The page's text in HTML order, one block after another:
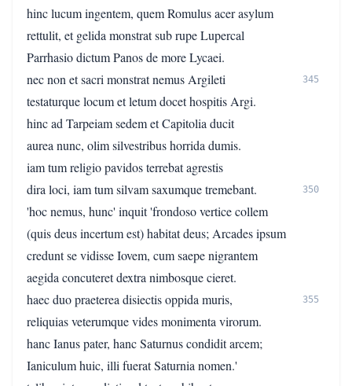
hinc lucum ingentem, quem Romulus acer asylum
rettulit, et gelida monstrat sub rupe Lupercal
Parrhasio dictum Panos de more Lycaei.
nec non et sacri monstrat nemus Argileti
345
testaturque locum et letum docet hospitis Argi.
hinc ad Tarpeiam sedem et Capitolia ducit
aurea nunc, olim silvestribus horrida dumis.
iam tum religio pavidos terrebat agrestis
dira loci, iam tum silvam saxumque tremebant.
350
'hoc nemus, hunc' inquit 'frondoso vertice collem
(quis deus incertum est) habitat deus; Arcades ipsum
credunt se vidisse Iovem, cum saepe nigrantem
aegida concuteret dextra nimbosque cieret.
haec duo praeterea disiectis oppida muris,
355
reliquias veterumque vides monimenta virorum.
hanc Ianus pater, hanc Saturnus condidit arcem;
Ianiculum huic, illi fuerat Saturnia nomen.'